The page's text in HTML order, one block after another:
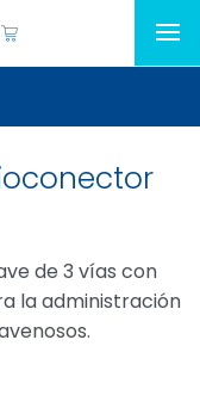
de 3 vías con
la administración